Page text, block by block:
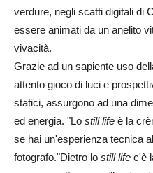
verdure, negli scatti digitali di
essere animati da un anelito
vivacità.
Grazie ad un sapiente uso
attento gioco di luci e
statici, assurgono ad una
ed energia. "Lo still life è la
se hai un'esperienza tecnica
fotografo."Dietro lo still life c'è